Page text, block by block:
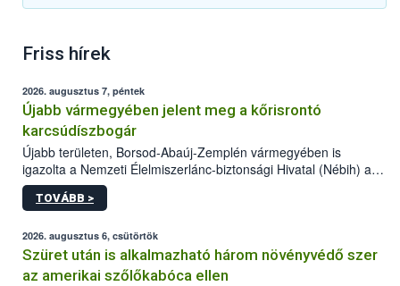
Friss hírek
2026. augusztus 7, péntek
Újabb vármegyében jelent meg a kőrisrontó
karcsúdíszbogár
Újabb területen, Borsod-Abaúj-Zemplén vármegyében is
igazolta a Nemzeti Élelmiszerlánc-biztonsági Hivatal (Nébih) a
kőrisrontó karcsúdíszbogár (Agrilus planipennis) jelenlétét. A
kártevőt nem csak színcsapdában találták meg, de már fertőzött
az intenzív felderítést, emellett az intézkedéseket a szlovák
hatósággal is összehangolják a terjedés megállítása érdekében.
TOVÁBB >
2026. augusztus 6, csütörtök
Szüret után is alkalmazható három növényvédő szer
az amerikai szőlőkabóca ellen